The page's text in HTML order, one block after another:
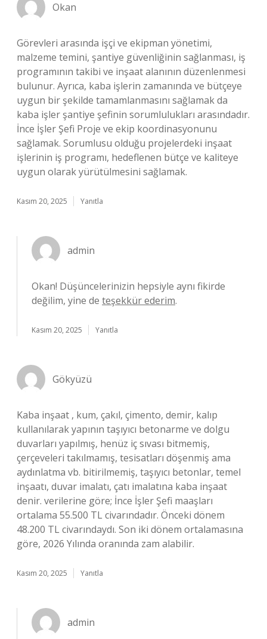
Okan
Görevleri arasında işçi ve ekipman yönetimi,
malzeme temini, şantiye güvenliğinin sağlanması, iş
programının takibi ve inşaat alanının düzenlenmesi
bulunur. Ayrıca, kaba işlerin zamanında ve bütçeye
uygun bir şekilde tamamlanmasını sağlamak da
kaba işler şantiye şefinin sorumlulukları arasındadır.
İnce İşler Şefi Proje ve ekip koordinasyonunu
sağlamak. Sorumlusu olduğu projelerdeki inşaat
işlerinin iş programı, hedeflenen bütçe ve kaliteye
uygun olarak yürütülmesini sağlamak.
Kasım 20, 2025 Yanıtla
admin
Okan! Düşüncelerinizin hepsiyle aynı fikirde
değilim, yine de teşekkür ederim.
Kasım 20, 2025 Yanıtla
Gökyüzü
Kaba inşaat , kum, çakıl, çimento, demir, kalıp
kullanılarak yapının taşıyıcı betonarme ve dolgu
duvarları yapılmış, henüz iç sıvası bitmemiş,
çerçeveleri takılmamış, tesisatları döşenmiş ama
aydınlatma vb. bitirilmemiş, taşıyıcı betonlar, temel
inşaatı, duvar imalatı, çatı imalatına kaba inşaat
denir. verilerine göre; İnce İşler Şefi maaşları
ortalama 55.500 TL civarındadır. Önceki dönem
48.200 TL civarındaydı. Son iki dönem ortalamasına
göre, 2026 Yılında oranında zam alabilir.
Kasım 20, 2025 Yanıtla
admin